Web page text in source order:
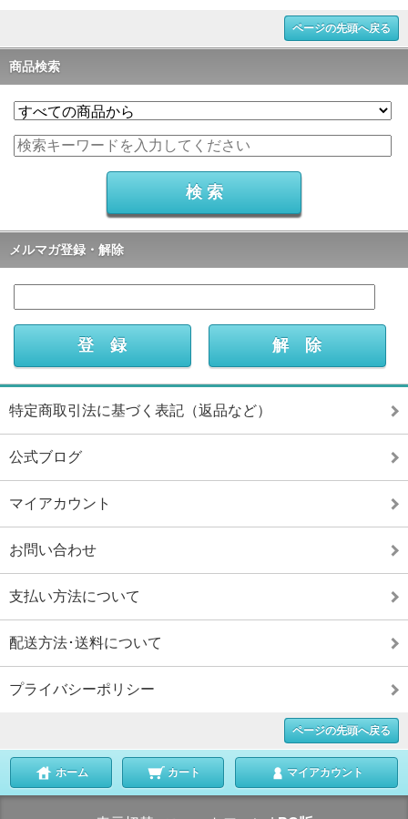
ページの先頭へ戻る
商品検索
メルマガ登録・解除
特定商取引法に基づく表記（返品など）
公式ブログ
マイアカウント
お問い合わせ
支払い方法について
配送方法･送料について
プライバシーポリシー
ページの先頭へ戻る
ホーム カート マイアカウント